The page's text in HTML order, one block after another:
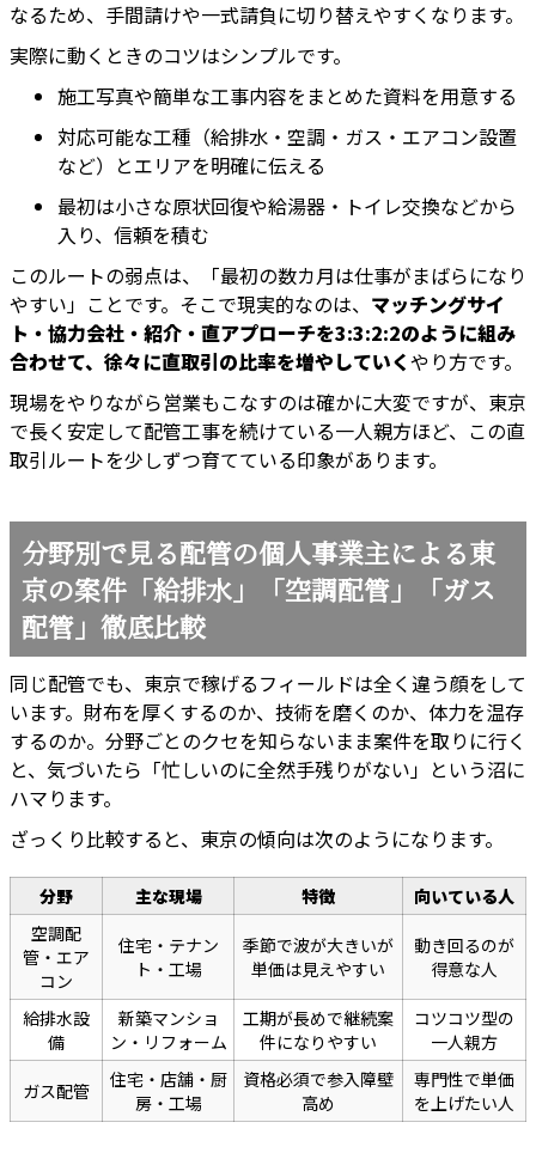
なるため、手間請けや一式請負に切り替えやすくなります。
実際に動くときのコツはシンプルです。
施工写真や簡単な工事内容をまとめた資料を用意する
対応可能な工種（給排水・空調・ガス・エアコン設置
など）とエリアを明確に伝える
最初は小さな原状回復や給湯器・トイレ交換などから
入り、信頼を積む
このルートの弱点は、「最初の数カ月は仕事がまばらになり
やすい」ことです。そこで現実的なのは、 マッチングサイ
ト・協力会社・紹介・直アプローチを3:3:2:2のように組み
合わせて、徐々に直取引の比率を増やしていくやり方です。
現場をやりながら営業もこなすのは確かに大変ですが、東京
で長く安定して配管工事を続けている一人親方ほど、この直
取引ルートを少しずつ育てている印象があります。
分野別で見る配管の個人事業主による東
京の案件「給排水」「空調配管」「ガス
配管」徹底比較
同じ配管でも、東京で稼げるフィールドは全く違う顔をして
います。財布を厚くするのか、技術を磨くのか、体力を温存
するのか。分野ごとのクセを知らないまま案件を取りに行く
と、気づいたら「忙しいのに全然手残りがない」という沼に
ハマります。
ざっくり比較すると、東京の傾向は次のようになります。
分野 主な現場 特徴
向いている人
空調配
管・エア
コン
住宅・テナン
ト・工場
季節で波が大きいが
単価は見えやすい
動き回るのが
得意な人
給排水設
備
新築マンショ
ン・リフォーム
工期が長めで継続案
件になりやすい
コツコツ型の
一人親方
ガス配管
住宅・店舗・厨
房・工場
資格必須で参入障壁
高め
専門性で単価
を上げたい人